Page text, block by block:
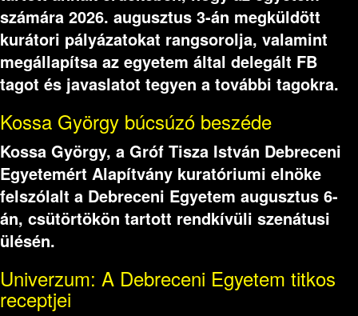
számára 2026. augusztus 3-án megküldött
kurátori pályázatokat rangsorolja, valamint
megállapítsa az egyetem által delegált FB
tagot és javaslatot tegyen a további tagokra.
Kossa György búcsúzó beszéde
Kossa György, a Gróf Tisza István Debreceni
Egyetemért Alapítvány kuratóriumi elnöke
felszólalt a Debreceni Egyetem augusztus 6-
án, csütörtökön tartott rendkívüli szenátusi
ülésén.
Univerzum: A Debreceni Egyetem titkos
receptjei